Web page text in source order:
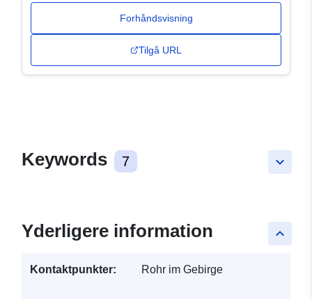
Forhåndsvisning
Tilgå URL
keyboard_arrow_down
Keywords 7
keyboard_arrow_up
Yderligere information
Kontaktpunkter: Rohr im Gebirge